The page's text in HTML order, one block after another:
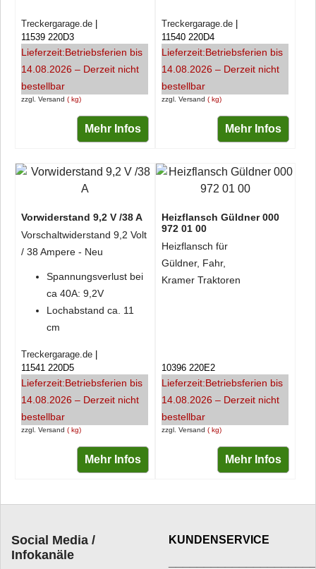
zzgl. Versand kg
Treckergarage.de
11539 220D3
Lieferzeit:Betriebsferien bis
14.08.2026 – Derzeit nicht
bestellbar
Mehr Infos
zzgl. Versand kg
Treckergarage.de
11540 220D4
Lieferzeit:Betriebsferien bis
14.08.2026 – Derzeit nicht
bestellbar
Mehr Infos
Vorwiderstand 9,2 V /38 A
Vorschaltwiderstand 9,2 Volt
/ 38 Ampere - Neu
Spannungsverlust bei
ca 40A: 9,2V
Lochabstand ca. 11
cm
zzgl. Versand kg
Treckergarage.de
11541 220D5
Lieferzeit:Betriebsferien bis
14.08.2026 – Derzeit nicht
bestellbar
Mehr Infos
Heizflansch Güldner 000
972 01 00
Heizflansch für
Güldner, Fahr,
Kramer Traktoren
zzgl. Versand kg
10396 220E2
Lieferzeit:Betriebsferien bis
14.08.2026 – Derzeit nicht
bestellbar
Mehr Infos
Social Media /
Infokanäle
KUNDENSERVICE